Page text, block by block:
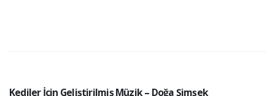
Kediler İçin Geliştirilmiş Müzik – Doğa Şimşek